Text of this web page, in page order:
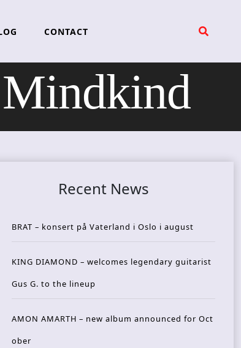
CONTACT
Recent News
BRAT – konsert på Vaterland i Oslo i august
KING DIAMOND – welcomes legendary guitarist
Gus G. to the lineup
AMON AMARTH – new album announced for Oct
ober